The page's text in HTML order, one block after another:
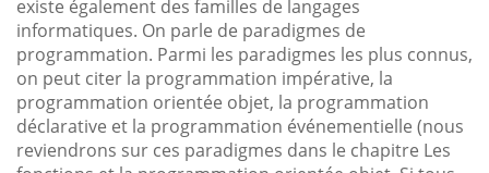
existe également des familles de langages
informatiques. On parle de paradigmes de
programmation. Parmi les paradigmes les plus connus,
on peut citer la programmation impérative, la
programmation orientée objet, la programmation
déclarative et la programmation événementielle (nous
reviendrons sur ces paradigmes dans le chapitre Les